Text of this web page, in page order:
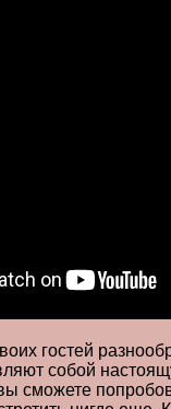
гостей
собой
сможете